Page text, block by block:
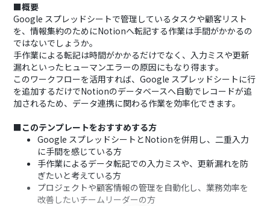
■概要
Google スプレッドシートで管理しているタスクや顧客リスト
を、情報集約のためにNotionへ転記する作業は手間がかかるの
ではないでしょうか。
手作業による転記は時間がかかるだけでなく、入力ミスや更新
漏れといったヒューマンエラーの原因にもなり得ます。
このワークフローを活用すれば、Google スプレッドシートに行
を追加するだけでNotionのデータベースへ自動でレコードが追
加されるため、データ連携に関わる作業を効率化できます。
■このテンプレートをおすすめする方
Google スプレッドシートとNotionを併用し、二重入力
に手間を感じている方
手作業によるデータ転記での入力ミスや、更新漏れを防
ぎたいと考えている方
プロジェクトや顧客情報の管理を自動化し、業務効率を
改善したいチームリーダーの方